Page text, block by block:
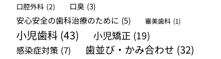
口腔外科 (2) 口臭 (3)
安心安全の歯科治療のために (5) 審美歯科 (1)
小児歯科 (43) 小児矯正 (19)
感染症対策 (7) 歯並び・かみ合わせ (32)